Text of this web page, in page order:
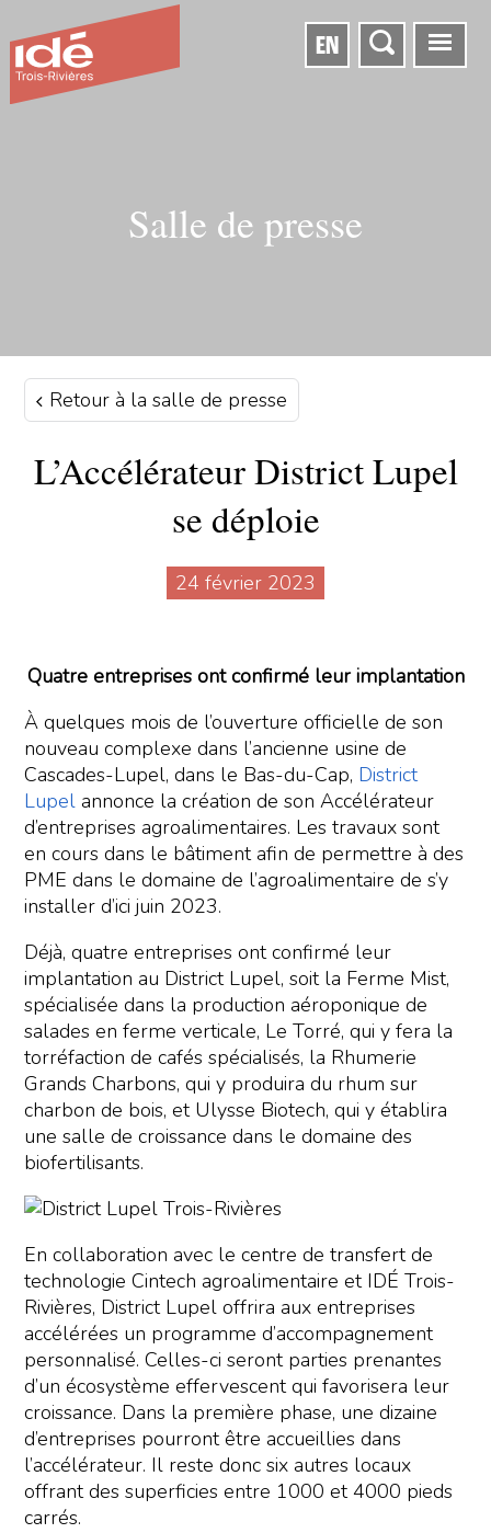
EN
Salle de presse
Retour à la salle de presse
L’Accélérateur District Lupel
se déploie
24 février 2023
Quatre entreprises ont confirmé leur implantation
À quelques mois de l’ouverture officielle de son
nouveau complexe dans l’ancienne usine de
Cascades-Lupel, dans le Bas-du-Cap, District
Lupelannonce la création de son Accélérateur
d’entreprises agroalimentaires. Les travaux sont
en cours dans le bâtiment afin de permettre à des
PME dans le domaine de l’agroalimentaire de s’y
installer d’ici juin 2023.
Déjà, quatre entreprises ont confirmé leur
implantation au District Lupel, soit la Ferme Mist,
spécialisée dans la production aéroponique de
salades en ferme verticale, Le Torré, qui y fera la
torréfaction de cafés spécialisés, la Rhumerie
Grands Charbons, qui y produira du rhum sur
charbon de bois, et Ulysse Biotech, qui y établira
une salle de croissance dans le domaine des
biofertilisants.
En collaboration avec le centre de transfert de
technologie Cintech agroalimentaire et IDÉ Trois-
Rivières, District Lupel offrira aux entreprises
accélérées un programme d’accompagnement
personnalisé. Celles-ci seront parties prenantes
d’un écosystème effervescent qui favorisera leur
croissance. Dans la première phase, une dizaine
d’entreprises pourront être accueillies dans
l’accélérateur. Il reste donc six autres locaux
offrant des superficies entre 1000 et 4000 pieds
carrés.